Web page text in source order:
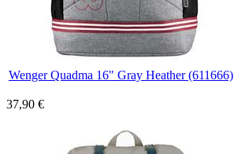
Wenger Quadma 16" Gray Heather (611666)
37,90 €